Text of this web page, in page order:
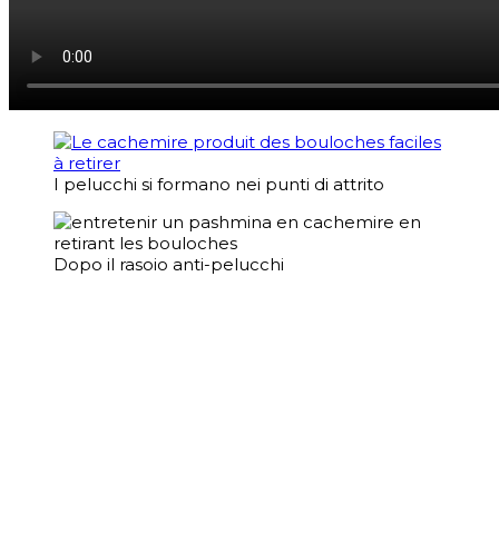
I pelucchi si formano nei punti di attrito
Dopo il rasoio anti-pelucchi